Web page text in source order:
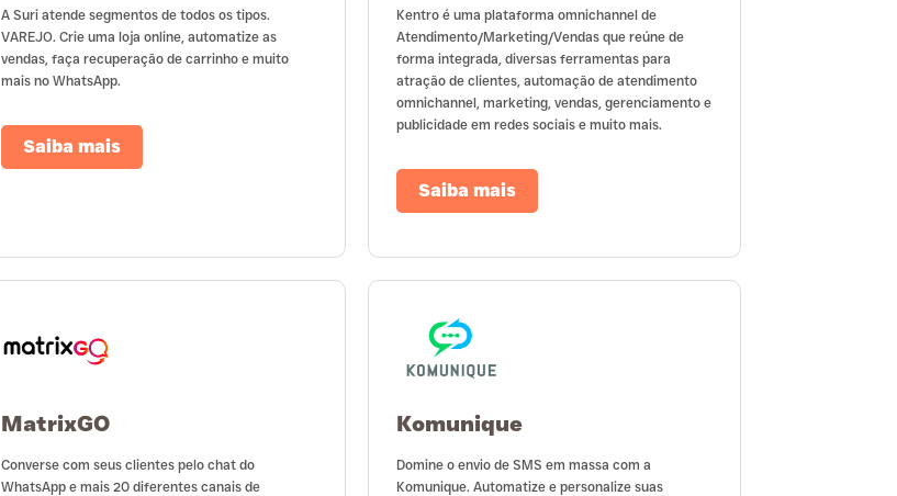
A Suri atende segmentos de todos os tipos.
VAREJO. Crie uma loja online, automatize as
vendas, faça recuperação de carrinho e muito
mais no WhatsApp.
Saiba mais
Kentro é uma plataforma omnichannel de
Atendimento/Marketing/Vendas que reúne de
forma integrada, diversas ferramentas para
atração de clientes, automação de atendimento
omnichannel, marketing, vendas, gerenciamento e
publicidade em redes sociais e muito mais.
Saiba mais
MatrixGO
Converse com seus clientes pelo chat do
WhatsApp e mais 20 diferentes canais de
Komunique
Domine o envio de SMS em massa com a
Komunique. Automatize e personalize suas